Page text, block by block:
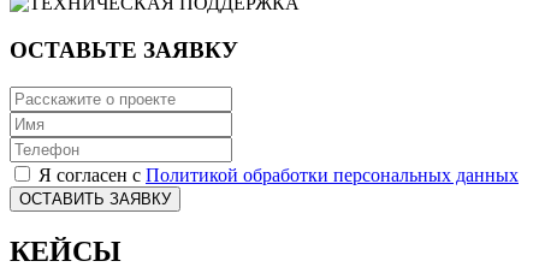
ОСТАВЬТЕ ЗАЯВКУ
Я согласен с Политикой обработки персональных данных
ОСТАВИТЬ ЗАЯВКУ
КЕЙСЫ